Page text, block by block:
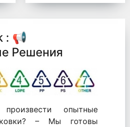
микробы от
: 📢
Решения
опытные
– Мы готовы